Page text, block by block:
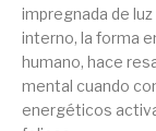
impregnada de
interno, la forma
humano, hace
mental cuando
energéticos